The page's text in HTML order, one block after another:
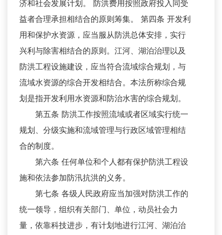
济和社会发展计划。 防洪费用按照政府投入同受
益者合理承担相结合的原则筹集。 第四条 开发利
用和保护水资源，应当服从防洪总体安排，实行
兴利与除害相结合的原则。江河、湖泊治理以及
防洪工程设施建设，应当符合流域综合规划，与
流域水资源的综合开发相结合。本法所称综合规
划是指开发利用水资源和防治水害的综合规划。
第五条 防洪工作按照流域或者区域实行统一
规划、分级实施和流域管理与行政区域管理相结
合的制度。
第六条 任何单位和个人都有保护防洪工程设
施和依法参加防汛抗洪的义务。
第七条 各级人民政府应当加强对防洪工作的
统一领导，组织有关部门、单位，动员社会力
量，依靠科技进步，有计划地进行江河、湖泊治